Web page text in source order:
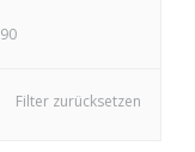
Filter zurücksetzen